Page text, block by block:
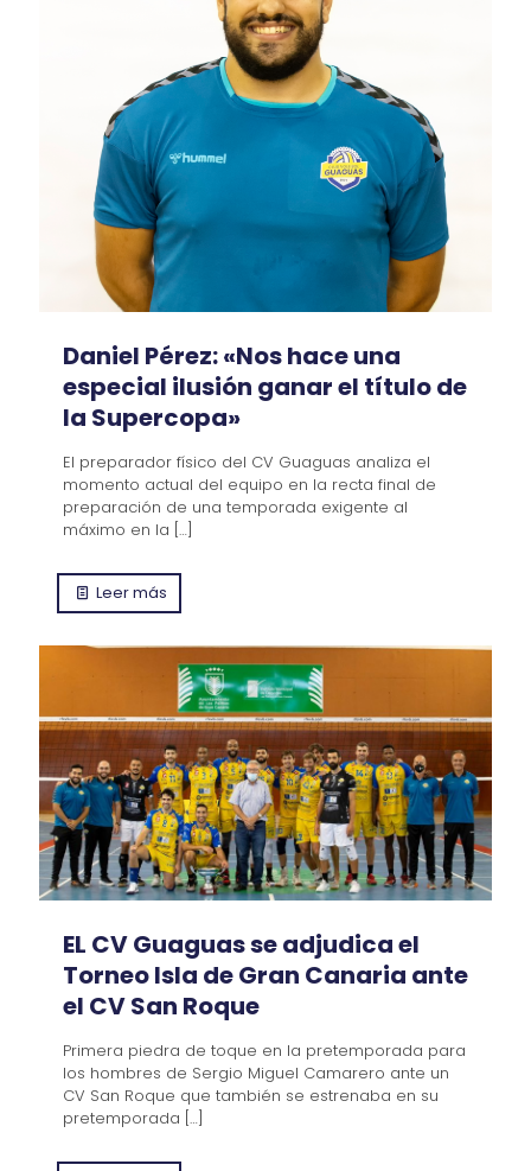
Daniel Pérez: «Nos hace una
especial ilusión ganar el título de
la Supercopa»
El preparador físico del CV Guaguas analiza el
momento actual del equipo en la recta final de
preparación de una temporada exigente al
máximo en la […]
Leer más
EL CV Guaguas se adjudica el
Torneo Isla de Gran Canaria ante
el CV San Roque
Primera piedra de toque en la pretemporada para
los hombres de Sergio Miguel Camarero ante un
CV San Roque que también se estrenaba en su
pretemporada […]